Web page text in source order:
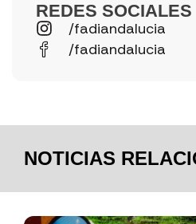
REDES SOCIALES
/fadiandalucia
/fadiandalucia
NOTICIAS